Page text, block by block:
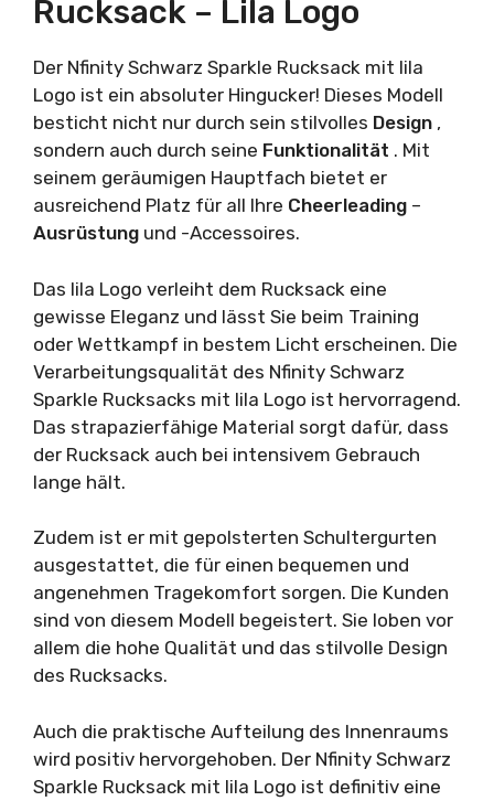
Rucksack – Lila Logo
Der Nfinity Schwarz Sparkle Rucksack mit lila
Logo ist ein absoluter Hingucker! Dieses Modell
besticht nicht nur durch sein stilvolles Design ,
sondern auch durch seine Funktionalität . Mit
seinem geräumigen Hauptfach bietet er
ausreichend Platz für all Ihre Cheerleading –
Ausrüstung und -Accessoires.
Das lila Logo verleiht dem Rucksack eine
gewisse Eleganz und lässt Sie beim Training
oder Wettkampf in bestem Licht erscheinen. Die
Verarbeitungsqualität des Nfinity Schwarz
Sparkle Rucksacks mit lila Logo ist hervorragend.
Das strapazierfähige Material sorgt dafür, dass
der Rucksack auch bei intensivem Gebrauch
lange hält.
Zudem ist er mit gepolsterten Schultergurten
ausgestattet, die für einen bequemen und
angenehmen Tragekomfort sorgen. Die Kunden
sind von diesem Modell begeistert. Sie loben vor
allem die hohe Qualität und das stilvolle Design
des Rucksacks.
Auch die praktische Aufteilung des Innenraums
wird positiv hervorgehoben. Der Nfinity Schwarz
Sparkle Rucksack mit lila Logo ist definitiv eine